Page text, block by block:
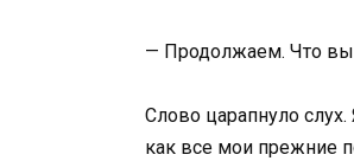
— Продолжаем. Что
Слово царапнуло слух.
как все мои прежние